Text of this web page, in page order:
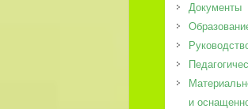
Документы
и